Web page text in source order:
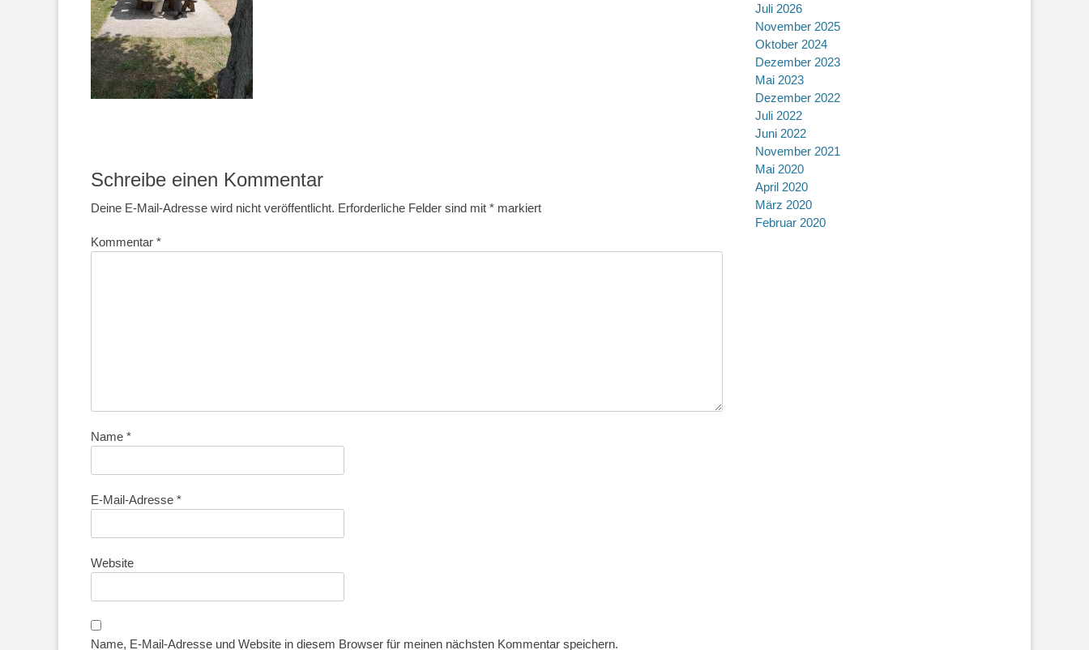
Schreibe einen Kommentar
Deine E-Mail-Adresse wird nicht veröffentlicht. Erforderliche Felder sind mit * markiert
Kommentar *
Name *
E-Mail-Adresse *
Website
Name, E-Mail-Adresse und Website in diesem Browser für meinen nächsten Kommentar speichern.
Juli 2026
November 2025
Oktober 2024
Dezember 2023
Mai 2023
Dezember 2022
Juli 2022
Juni 2022
November 2021
Mai 2020
April 2020
März 2020
Februar 2020